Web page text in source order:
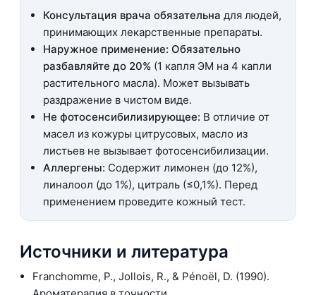
Консультация врача обязательна для людей,
принимающих лекарственные препараты.
Наружное применение: Обязательно
разбавляйте до 20% (1 капля ЭМ на 4 капли
растительного масла). Может вызывать
раздражение в чистом виде.
Не фотосенсибилизирующее: В отличие от
масел из кожуры цитрусовых, масло из
листьев не вызывает фотосенсибилизации.
Аллергены: Содержит лимонен (до 12%),
линалоол (до 1%), цитраль (≤0,1%). Перед
применением проведите кожный тест.
Источники и литература
Franchomme, P., Jollois, R., & Pénoël, D. (1990).